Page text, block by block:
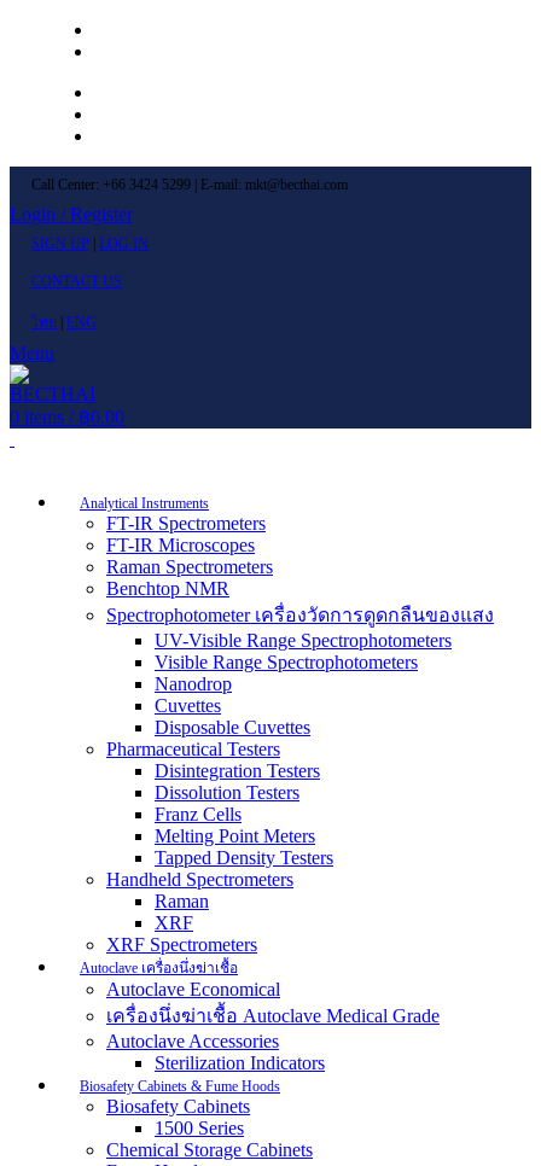
Call Center: +66 3424 5299 | E-mail: mkt@becthai.com
Login / Register
SIGN UP LOG IN
CONTACT US
ไทย ENG
Menu
0 items / ฿0.00
Analytical Instruments
FT-IR Spectrometers
FT-IR Microscopes
Raman Spectrometers
Benchtop NMR
Spectrophotometer เครื่องวัดการดูดกลืนของแสง
UV-Visible Range Spectrophotometers
Visible Range Spectrophotometers
Nanodrop
Cuvettes
Disposable Cuvettes
Pharmaceutical Testers
Disintegration Testers
Dissolution Testers
Franz Cells
Melting Point Meters
Tapped Density Testers
Handheld Spectrometers
Raman
XRF
XRF Spectrometers
Autoclave เครื่องนึ่งฆ่าเชื้อ
Autoclave Economical
เครื่องนึ่งฆ่าเชื้อ Autoclave Medical Grade
Autoclave Accessories
Sterilization Indicators
Biosafety Cabinets & Fume Hoods
Biosafety Cabinets
1500 Series
Chemical Storage Cabinets